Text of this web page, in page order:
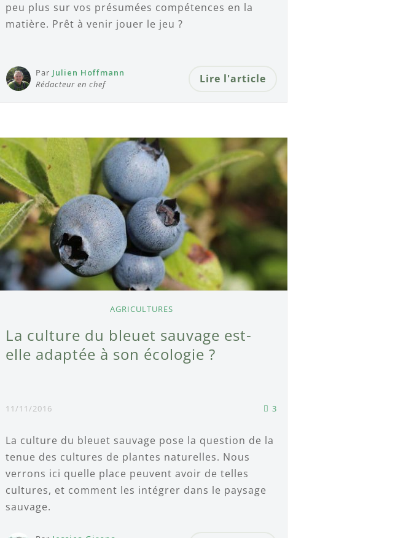
peu plus sur vos présumées compétences en la
matière. Prêt à venir jouer le jeu ?
Par Julien Hoffmann
Rédacteur en chef
Lire l'article
AGRICULTURES
La culture du bleuet sauvage est-
elle adaptée à son écologie ?
11/11/2016 3
La culture du bleuet sauvage pose la question de la
tenue des cultures de plantes naturelles. Nous
verrons ici quelle place peuvent avoir de telles
cultures, et comment les intégrer dans le paysage
sauvage.